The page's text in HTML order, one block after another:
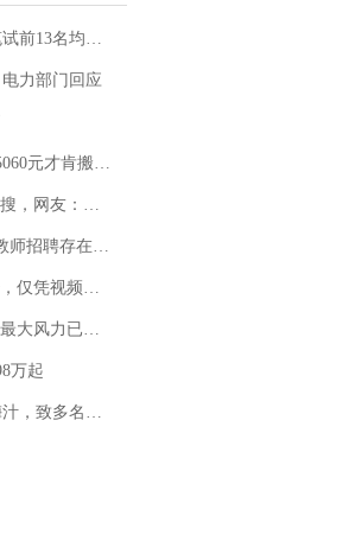
聘，成立调查组全面核查
力部门回应
！女子傻眼了……
：天塌了！
问责程序 副校长被停职
国烹饪协会回应
15级 最新研判
万起
服回应：并非每架飞机都会发放西梅汁